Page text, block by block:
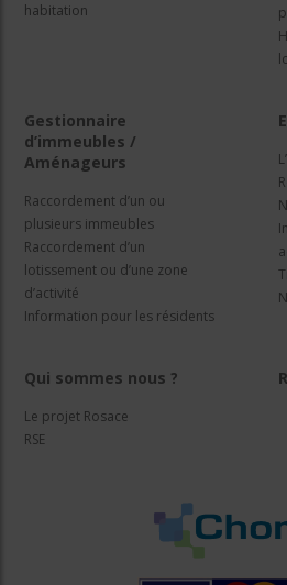
habitation
Gestionnaire
d’immeubles /
Aménageurs
Raccordement d’un ou
plusieurs immeubles
Raccordement d’un
lotissement ou d’une zone
d’activité
Information pour les résidents
Qui sommes nous ?
Le projet Rosace
RSE